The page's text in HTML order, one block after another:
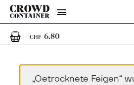
Menu
CHF 6.801 Artikel im
„Getrocknete Feigen“